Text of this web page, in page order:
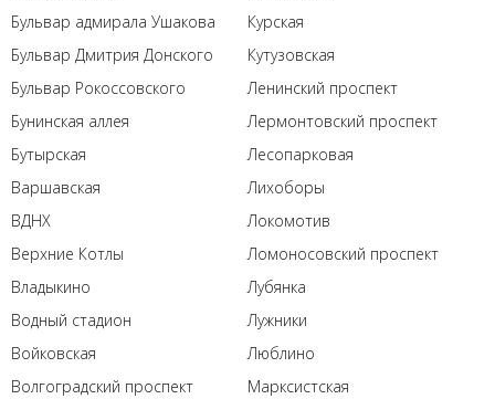
Бульвар адмирала Ушакова
Бульвар Дмитрия Донского
Бульвар Рокоссовского
Бунинская аллея
Бутырская
Варшавская
ВДНХ
Верхние Котлы
Владыкино
Водный стадион
Войковская
Волгоградский проспект
Курская
Кутузовская
Ленинский проспект
Лермонтовский проспект
Лесопарковая
Лихоборы
Локомотив
Ломоносовский проспект
Лубянка
Лужники
Люблино
Марксистская